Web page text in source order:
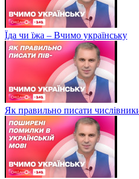
Їда чи їжа – Вчимо українську
Як правильно писати